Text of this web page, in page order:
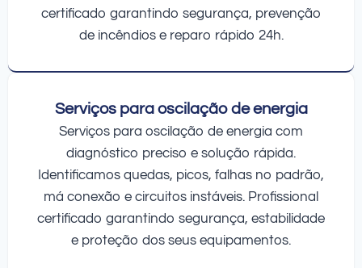
certificado garantindo segurança, prevenção
de incêndios e reparo rápido 24h.
Serviços para oscilação de energia
Serviços para oscilação de energia com
diagnóstico preciso e solução rápida.
Identificamos quedas, picos, falhas no padrão,
má conexão e circuitos instáveis. Profissional
certificado garantindo segurança, estabilidade
e proteção dos seus equipamentos.